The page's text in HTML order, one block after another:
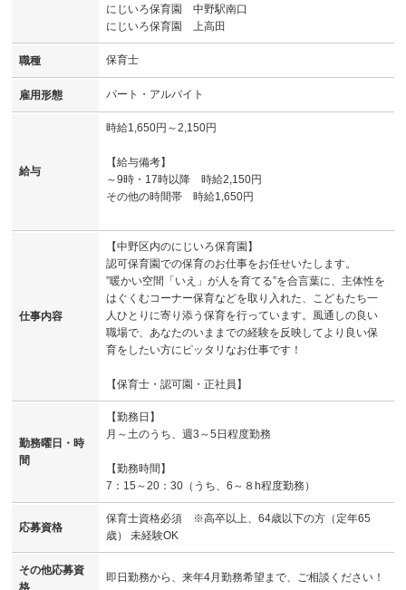
にじいろ保育園 中野駅南口
にじいろ保育園 上高田
職種 保育士
雇用形態 パート・アルバイト
給与
時給1,650円～2,150円
【給与備考】
～9時・17時以降 時給2,150円
その他の時間帯 時給1,650円
仕事内容
【中野区内のにじいろ保育園】
認可保育園での保育のお仕事をお任せいたします。
”暖かい空間「いえ」が人を育てる”を合言葉に、主体性を
はぐくむコーナー保育などを取り入れた、こどもたち一
人ひとりに寄り添う保育を行っています。風通しの良い
職場で、あなたのいままでの経験を反映してより良い保
育をしたい方にピッタリなお仕事です！
【保育士・認可園・正社員】
勤務曜日・時
間
【勤務日】
月～土のうち、週3～5日程度勤務
【勤務時間】
7：15～20：30（うち、6～８h程度勤務）
応募資格
保育士資格必須 ※高卒以上、64歳以下の方（定年65
歳） 未経験OK
その他応募資
格
即日勤務から、来年4月勤務希望まで、ご相談ください！